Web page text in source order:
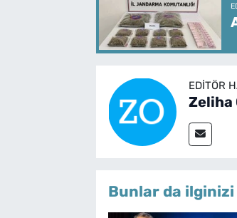
EDITÖR
Zeliha
Bunlar da